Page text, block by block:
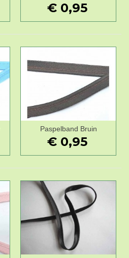
€ 0,95
Paspelband Bruin
€ 0,95